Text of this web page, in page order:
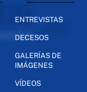
ENTREVISTAS
DECESOS
GALERÍAS DE
IMÁGENES
VÍDEOS